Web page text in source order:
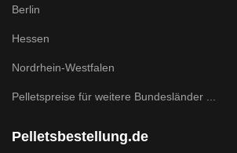
Berlin
Hessen
Nordrhein-Westfalen
Pelletspreise für weitere Bundesländer ...
Pelletsbestellung.de